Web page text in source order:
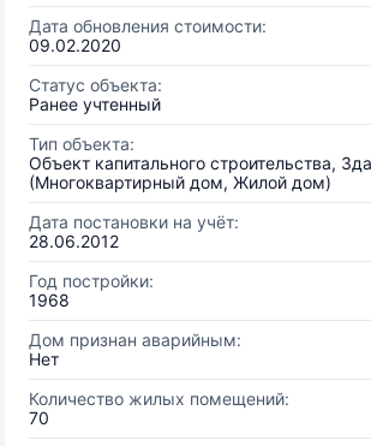
Дата обновления стоимости:
09.02.2020
Статус объекта:
Ранее учтенный
Тип объекта:
Объект капитального строительства,
(Многоквартирный дом, Жилой дом)
Дата постановки на учёт:
28.06.2012
Год постройки:
1968
Дом признан аварийным:
Нет
Количество жилых помещений:
70